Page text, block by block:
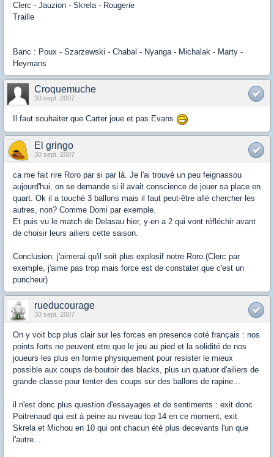
Clerc - Jauzion - Skrela - Rougerie
Traille
Banc : Poux - Szarzewski - Chabal - Nyanga - Michalak - Marty -
Heymans
Croquemuche
30 sept. 2007
Il faut souhaiter que Carter joue et pas Evans
El gringo
30 sept. 2007
ca me fait rire Roro par si par là. Je l'ai trouvé un peu feignassou
aujourd'hui, on se demande si il avait conscience de jouer sa place en
quart. Ok il a touché 3 ballons mais il faut peut-être allé chercher les
autres, non? Comme Domi par exemple.
Et puis vu le match de Delasau hier, y-en a 2 qui vont réfléchir avant
de choisir leurs ailiers cette saison.
Conclusion: j'aimerai qu'il soit plus explosif notre Roro.(Clerc par
exemple, j'aime pas trop mais force est de constater que c'est un
puncheur)
rueducourage
30 sept. 2007
On y voit bcp plus clair sur les forces en presence coté français : nos
points forts ne peuvent etre que le jeu au pied et la solidité de nos
joueurs les plus en forme physiquement pour resister le mieux
possible aux coups de boutoir des blacks, plus un quatuor d'ailiers de
grande classe pour tenter des coups sur des ballons de rapine...
il n'est donc plus question d'essayages et de sentiments : exit donc
Poitrenaud qui est à peine au niveau top 14 en ce moment, exit
Skrela et Michou en 10 qui ont chacun été plus decevants l'un que
l'autre...